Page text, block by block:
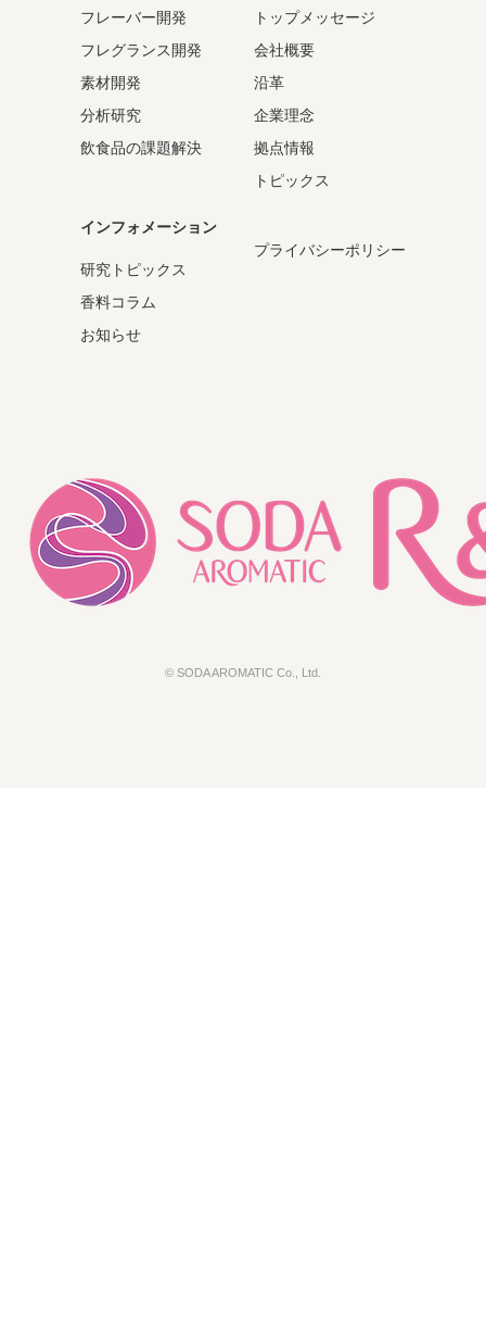
フレーバー開発
フレグランス開発
素材開発
分析研究
飲食品の課題解決
トップメッセージ
会社概要
沿革
企業理念
拠点情報
トピックス
インフォメーション
研究トピックス
香料コラム
お知らせ
プライバシーポリシー
© SODA AROMATIC Co., Ltd.